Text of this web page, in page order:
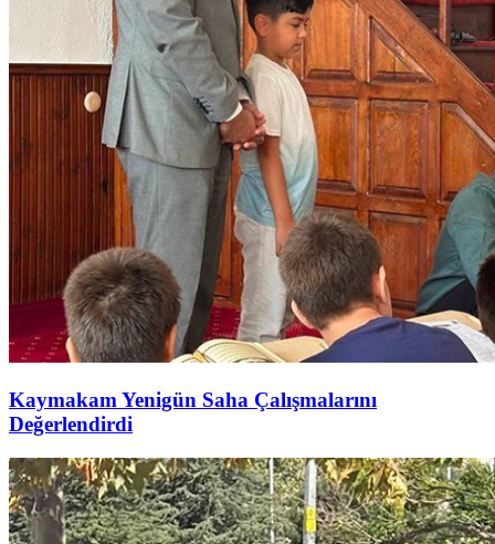
Kaymakam Yenigün Saha Çalışmalarını
Değerlendirdi